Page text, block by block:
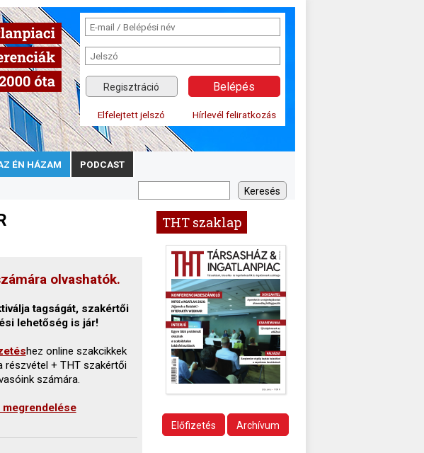
Regisztráció
Elfelejtett jelszó Hírlevél feliratkozás
ÉN HÁZAM PODCAST
olvashatók.
tagságát, szakértői
lehetőség is jár!
hez online szakcikkek
részvétel + THT szakértői
számára.
megrendelése
THT szaklap
Előfizetés Archívum